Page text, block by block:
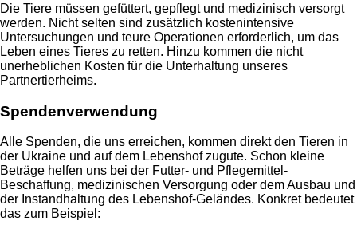
Die Tiere müssen gefüttert, gepflegt und medizinisch versorgt
werden. Nicht selten sind zusätzlich kostenintensive
Untersuchungen und teure Operationen erforderlich, um das
Leben eines Tieres zu retten. Hinzu kommen die nicht
unerheblichen Kosten für die Unterhaltung unseres
Partnertierheims.
Spendenverwendung
Alle Spenden, die uns erreichen, kommen direkt den Tieren in
der Ukraine und auf dem Lebenshof zugute. Schon kleine
Beträge helfen uns bei der Futter- und Pflegemittel-
Beschaffung, medizinischen Versorgung oder dem Ausbau und
der Instandhaltung des Lebenshof-Geländes. Konkret bedeutet
das zum Beispiel: